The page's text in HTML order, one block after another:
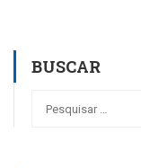
BUSCAR